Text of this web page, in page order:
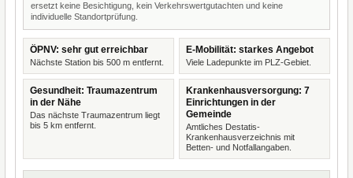
ersetzt keine Besichtigung, kein Verkehrswertgutachten und keine
individuelle Standortprüfung.
ÖPNV: sehr gut erreichbar
Nächste Station bis 500 m entfernt.
E-Mobilität: starkes Angebot
Viele Ladepunkte im PLZ-Gebiet.
Gesundheit: Traumazentrum
in der Nähe
Das nächste Traumazentrum liegt
bis 5 km entfernt.
Krankenhausversorgung: 7
Einrichtungen in der
Gemeinde
Amtliches Destatis-
Krankenhausverzeichnis mit
Betten- und Notfallangaben.